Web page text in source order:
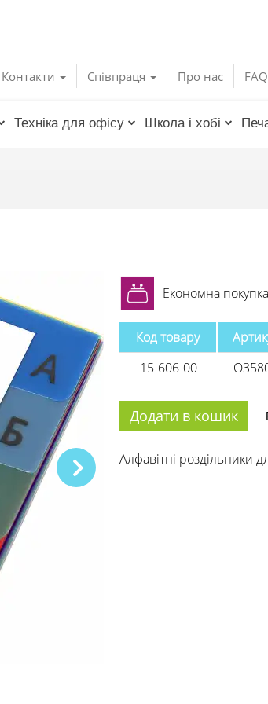
Контакти Співпраця Про нас FAQ
Техніка для офісу Школа і хобі
Економна
Код товару
15-606-00
Додати в кошик
Алфавітні роздільники